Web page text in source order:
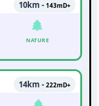
10km - 143mD+
NATURE
14km - 222mD+